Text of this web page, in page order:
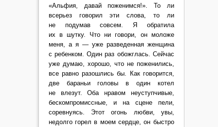
«Альфия, давай поженимся!». То ли
всерьез говорил эти слова, то ли
не подумав совсем. Я обратила
их в шутку. Что ни говори, он моложе
меня, а я — уже разведенная женщина
с ребенком. Один раз обожглась. Сейчас
уже думаю, хорошо, что не поженились,
все равно разошлись бы. Как говорится,
две бараньи головы в один котел
не влезут. Оба нравом неуступчивые,
бескомпромиссные, и на сцене пели,
соревнуясь. Этот огонь любви, увы,
недолго горел в моем сердце, он быстро